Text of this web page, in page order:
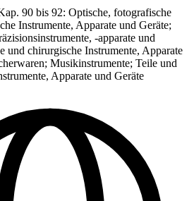
90 bis 92: Optische, fotografische
Instrumente, Apparate und Geräte;
-apparate und
und chirurgische Instrumente, Apparate
Musikinstrumente; Teile und
Apparate und Geräte